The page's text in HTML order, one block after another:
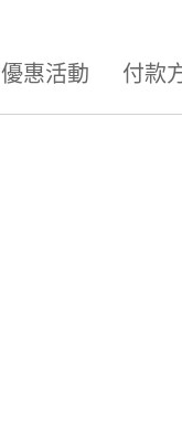
優惠活動 付款